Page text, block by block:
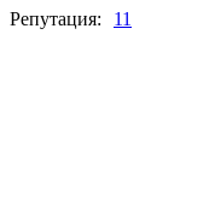
Репутация: 11